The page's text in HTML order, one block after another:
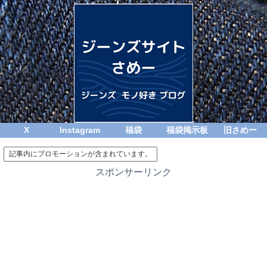
X Instagram 福袋 福袋掲示板 旧さめー
記事内にプロモーションが含まれています。
スポンサーリンク